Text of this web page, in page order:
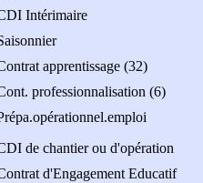
Intérimaire
apprentissage (32)
professionnalisation (6)
de chantier ou d'opération
d'Engagement Educatif